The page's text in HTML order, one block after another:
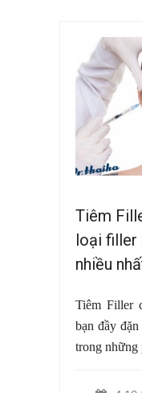
Tiêm
loại filler
nhiều
Tiêm Filler
bạn đầy
trong những